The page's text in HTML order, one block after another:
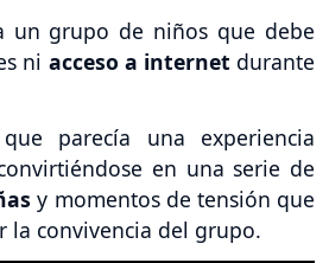
un grupo de niños que debe
ni acceso a internet durante
parecía una experiencia
en una serie de
y momentos de tensión que
la convivencia del grupo.